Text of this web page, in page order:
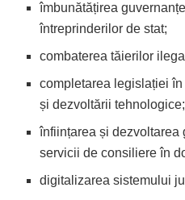
îmbunătățirea
întreprinderilor de stat;
combaterea tăierilor
completarea legislației
și dezvoltării tehnologice;
înființarea și dezvoltarea
servicii de consiliere în
digitalizarea sistemului